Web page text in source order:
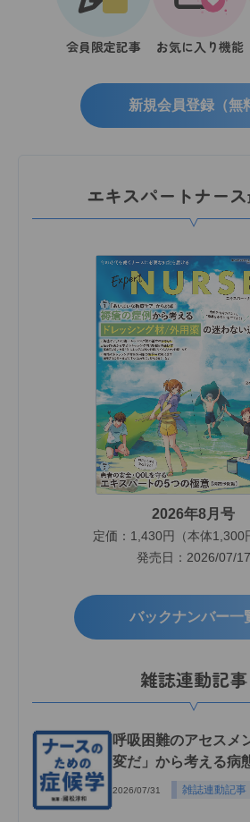
会員限定記事 お気に入り機能
新規会員登録（無
エキスパートナー
2026年8月号
定価：1,430円（本体1,300
発売日：2026/07/17
バックナンバー一
雑誌連動記事
呼吸困難のアセスメ
変だ」から考える病
2026/07/31 雑誌連動記事